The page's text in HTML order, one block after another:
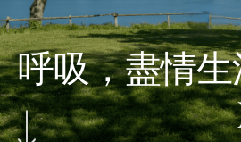
呼吸，盡情